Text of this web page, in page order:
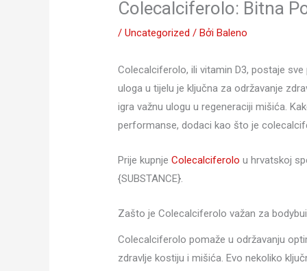
Colecalciferolo: Bitna
/Uncategorized / BởiBaleno
Colecalciferolo, ili vitamin D3, postaje
uloga u tijelu je ključna za održavanje
igra važnu ulogu u regeneraciji mišića.
performanse, dodaci kao što je
Prije kupnjeColecalciferolo u hrvatskoj
{SUBSTANCE}.
Zašto je Colecalciferolo važan za
Colecalciferolo pomaže u održavanju
zdravlje kostiju i mišića. Evo nekoliko